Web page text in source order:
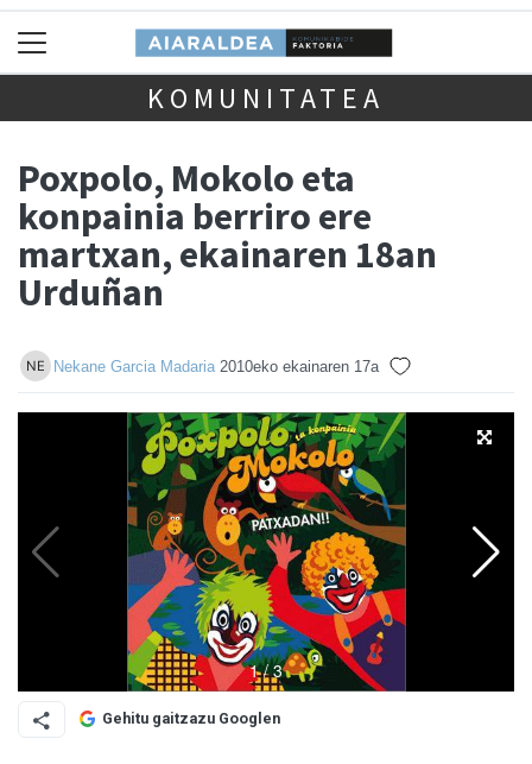
KOMUNITATEA
Poxpolo, Mokolo eta
konpainia berriro ere
martxan, ekainaren 18an
Urduñan
Nekane Garcia Madaria 2010eko ekainaren 17a
Gehitu gaitzazu Googlen